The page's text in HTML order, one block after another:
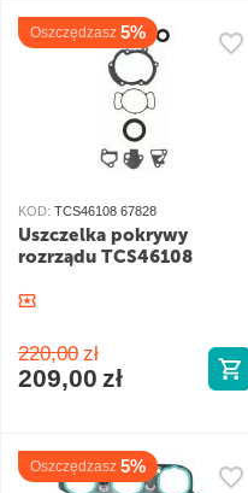
Oszczędzasz 5%
KOD: TCS46108 67828
Uszczelka pokrywy
rozrządu TCS46108
220,00 zł
209,00 zł
Oszczędzasz 5%